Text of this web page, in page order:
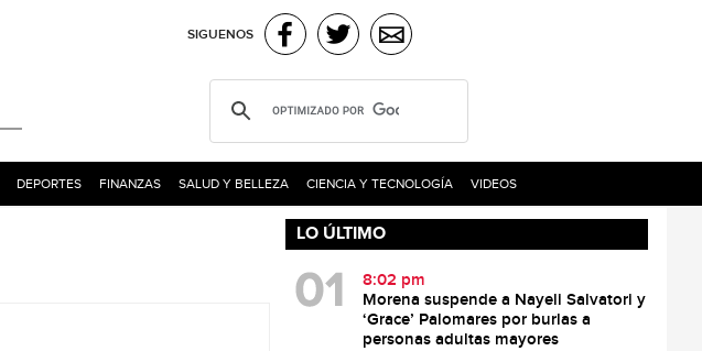
SIGUENOS
DEPORTES FINANZAS SALUD Y BELLEZA CIENCIA Y TECNOLOGÍA VIDEOS
LO ÚLTIMO
8:02 pm
Morena suspende a Nayeli Salvatori y
‘Grace’ Palomares por burlas a
personas adultas mayores